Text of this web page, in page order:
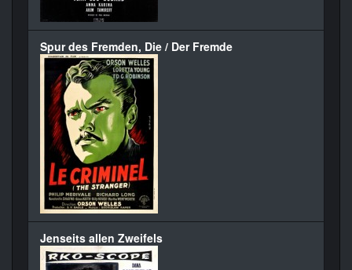
Spur des Fremden, Die / Der Fremde
Jenseits allen Zweifels